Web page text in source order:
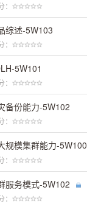
：
综述-5W103
：
5W101
：
备份能力-5W102
：
规模集群能力-5W100
：
服务模式-5W102
：